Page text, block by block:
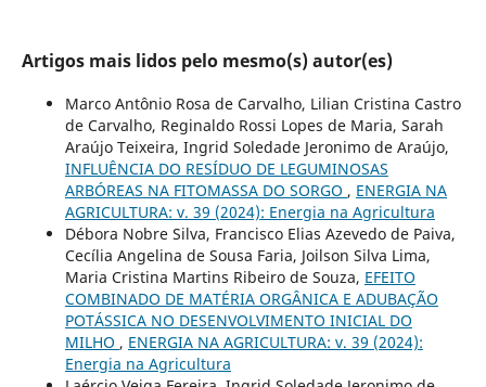
Artigos mais lidos pelo mesmo(s) autor(es)
Marco Antônio Rosa de Carvalho, Lilian Cristina Castro
de Carvalho, Reginaldo Rossi Lopes de Maria, Sarah
Araújo Teixeira, Ingrid Soledade Jeronimo de Araújo,
INFLUÊNCIA DO RESÍDUO DE LEGUMINOSAS
ARBÓREAS NA FITOMASSA DO SORGO , ENERGIA NA
AGRICULTURA: v. 39 (2024): Energia na Agricultura
Débora Nobre Silva, Francisco Elias Azevedo de Paiva,
Cecília Angelina de Sousa Faria, Joilson Silva Lima,
Maria Cristina Martins Ribeiro de Souza, EFEITO
COMBINADO DE MATÉRIA ORGÂNICA E ADUBAÇÃO
POTÁSSICA NO DESENVOLVIMENTO INICIAL DO
MILHO , ENERGIA NA AGRICULTURA: v. 39 (2024):
Energia na Agricultura